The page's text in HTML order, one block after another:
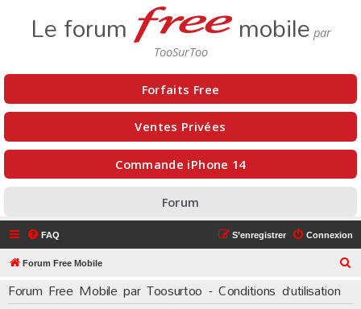
Le forum mobile
Forfaits Free
Ventes Privées
Commande iPhone 14
Forum
FAQ Connexion
S’enregistrer
Forum Free Mobile
Forum Free Mobile par Toosurtoo - Conditions d’utilisation